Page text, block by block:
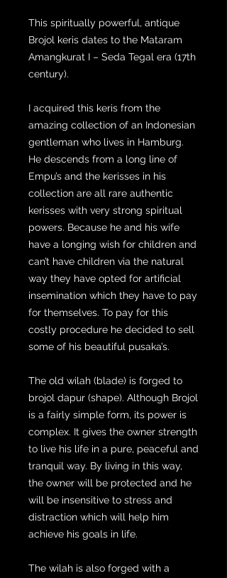
This spiritually powerful, antique
Brojol keris dates to the Mataram
Amangkurat I – Seda Tegal era (17th
century).
I acquired this keris from the
amazing collection of an Indonesian
gentleman who lives in Hamburg.
He descends from a long line of
Empu’s and the kerisses in his
collection are all rare authentic
kerisses with very strong spiritual
powers. Because he and his wife
have a longing wish for children and
can’t have children via the natural
way they have opted for artificial
insemination which they have to pay
for themselves. To pay for this
costly procedure he decided to sell
some of his beautiful pusaka’s.
The old wilah (blade) is forged to
brojol dapur (shape). Although Brojol
is a fairly simple form, its power is
complex. It gives the owner strength
to live his life in a pure, peaceful and
tranquil way. By living in this way,
the owner will be protected and he
will be insensitive to stress and
distraction which will help him
achieve his goals in life.
The wilah is also forged with a